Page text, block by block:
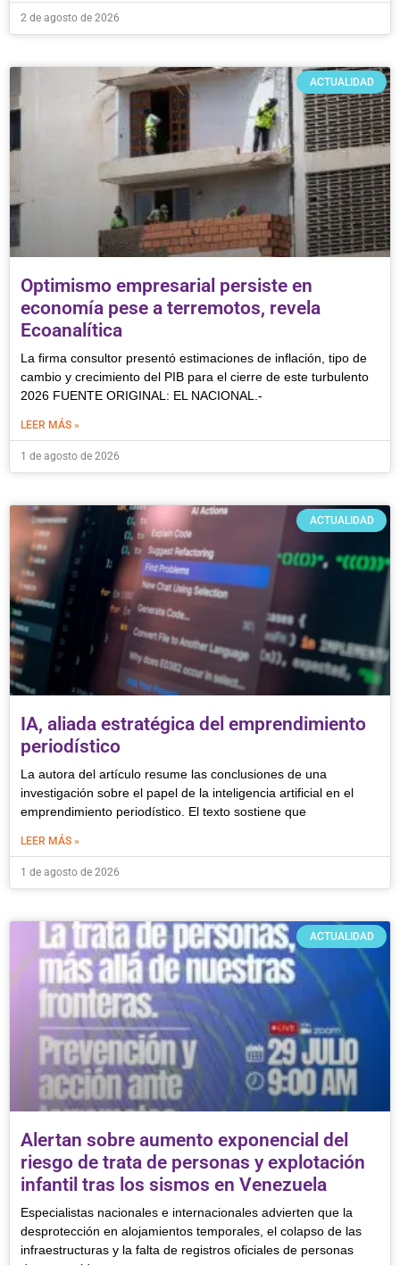
2 de agosto de 2026
ACTUALIDAD
Optimismo empresarial persiste en
economía pese a terremotos, revela
Ecoanalítica
La firma consultor presentó estimaciones de inflación, tipo de
cambio y crecimiento del PIB para el cierre de este turbulento
2026 FUENTE ORIGINAL: EL NACIONAL.-
LEER MÁS »
1 de agosto de 2026
ACTUALIDAD
IA, aliada estratégica del emprendimiento
periodístico
La autora del artículo resume las conclusiones de una
investigación sobre el papel de la inteligencia artificial en el
emprendimiento periodístico. El texto sostiene que
LEER MÁS »
1 de agosto de 2026
ACTUALIDAD
Alertan sobre aumento exponencial del
riesgo de trata de personas y explotación
infantil tras los sismos en Venezuela
Especialistas nacionales e internacionales advierten que la
desprotección en alojamientos temporales, el colapso de las
infraestructuras y la falta de registros oficiales de personas